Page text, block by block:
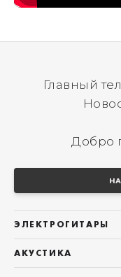
Главный
Добро
ЭЛЕКТРОГИТАРЫ
АКУСТИКА